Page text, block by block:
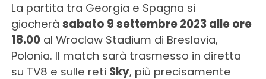
La partita tra Georgia e Spagna si
giocherà sabato 9 settembre 2023 alle ore
18.00al Wroclaw Stadium di Breslavia,
Polonia. Il match sarà trasmesso in diretta
su TV8 e sulle reti Sky, più precisamente